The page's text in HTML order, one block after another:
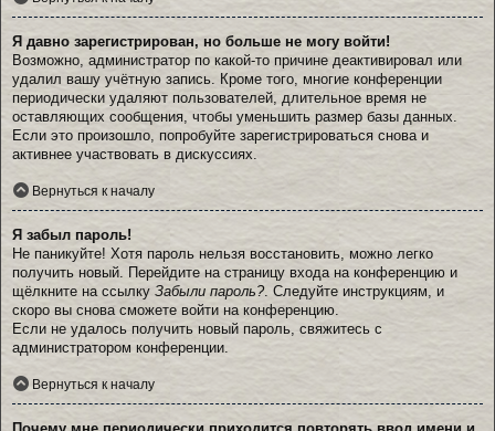
Я давно зарегистрирован, но больше не могу войти!
Возможно, администратор по какой-то причине деактивировал или
удалил вашу учётную запись. Кроме того, многие конференции
периодически удаляют пользователей, длительное время не
оставляющих сообщения, чтобы уменьшить размер базы данных.
Если это произошло, попробуйте зарегистрироваться снова и
активнее участвовать в дискуссиях.
Вернуться к началу
Я забыл пароль!
Не паникуйте! Хотя пароль нельзя восстановить, можно легко
получить новый. Перейдите на страницу входа на конференцию и
щёлкните на ссылку Забыли пароль?. Следуйте инструкциям, и
скоро вы снова сможете войти на конференцию.
Если не удалось получить новый пароль, свяжитесь с
администратором конференции.
Вернуться к началу